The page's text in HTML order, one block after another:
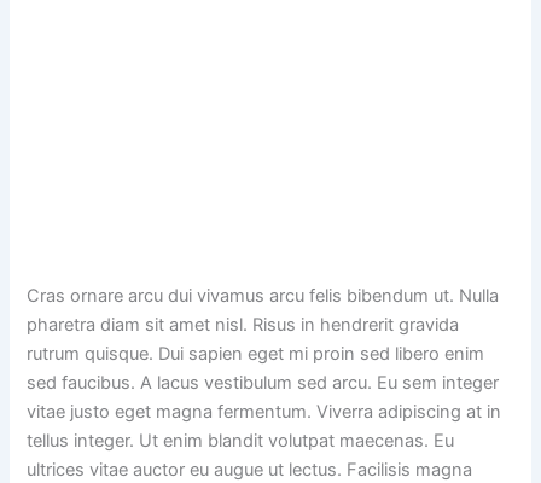
Cras ornare arcu dui vivamus arcu felis bibendum ut. Nulla
pharetra diam sit amet nisl. Risus in hendrerit gravida
rutrum quisque. Dui sapien eget mi proin sed libero enim
sed faucibus. A lacus vestibulum sed arcu. Eu sem integer
vitae justo eget magna fermentum. Viverra adipiscing at in
tellus integer. Ut enim blandit volutpat maecenas. Eu
ultrices vitae auctor eu augue ut lectus. Facilisis magna